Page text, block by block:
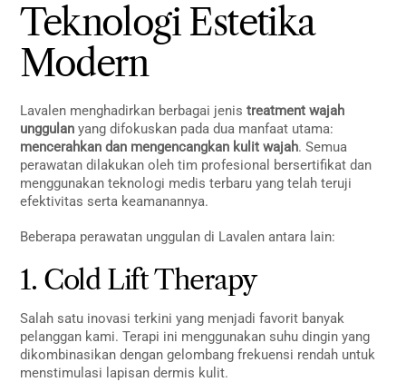
Teknologi Estetika
Modern
Lavalen menghadirkan berbagai jenistreatment wajah
unggulan yang difokuskan pada dua manfaat utama:
mencerahkan dan mengencangkan kulit wajah. Semua
perawatan dilakukan oleh tim profesional bersertifikat dan
menggunakan teknologi medis terbaru yang telah teruji
efektivitas serta keamanannya.
Beberapa perawatan unggulan di Lavalen antara lain:
1. Cold Lift Therapy
Salah satu inovasi terkini yang menjadi favorit banyak
pelanggan kami. Terapi ini menggunakan suhu dingin yang
dikombinasikan dengan gelombang frekuensi rendah untuk
menstimulasi lapisan dermis kulit.